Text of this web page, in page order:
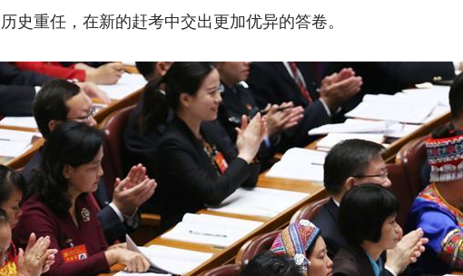
史重任，在新的赶考中交出更加优异的答卷。